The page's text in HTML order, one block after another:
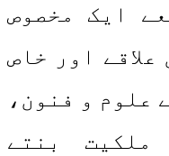
ایک مخصوص
اور خاص
علوم و فنون،
ملکیت بنتے